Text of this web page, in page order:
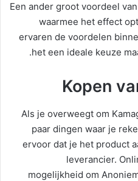
Een ander groot voordeel
waarmee het effect
ervaren de voordelen
het een ideale keuze
Kopen
Als je overweegt om
paar dingen waar je
ervoor dat je het product
leverancier.
mogelijkheid om